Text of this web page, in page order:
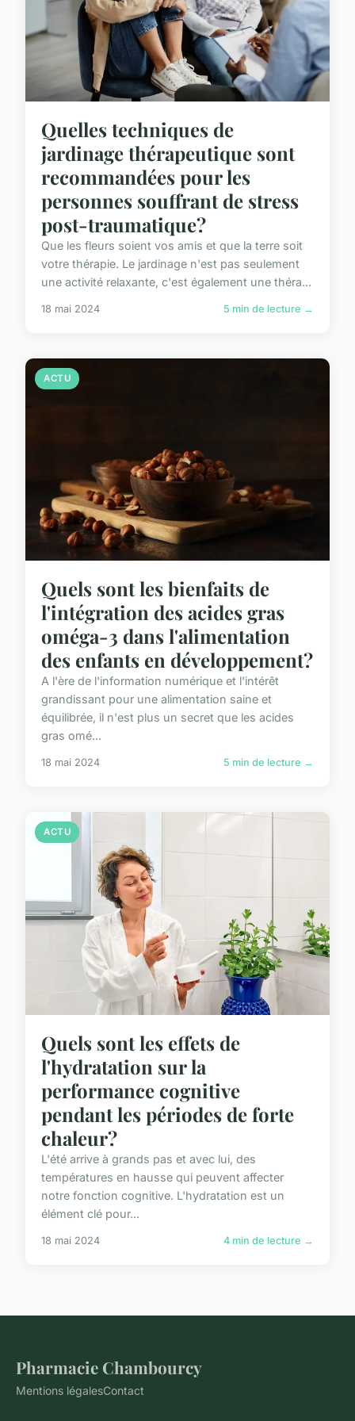
Quelles techniques de
jardinage thérapeutique sont
recommandées pour les
personnes souffrant de stress
post-traumatique?
Que les fleurs soient vos amis et que la terre soit
votre thérapie. Le jardinage n'est pas seulement
une activité relaxante, c'est également une théra...
18 mai 2024 5 min de lecture →
ACTU
Quels sont les bienfaits de
l'intégration des acides gras
oméga-3 dans l'alimentation
des enfants en développement?
A l'ère de l'information numérique et l'intérêt
grandissant pour une alimentation saine et
équilibrée, il n'est plus un secret que les acides
gras omé...
18 mai 2024 5 min de lecture →
ACTU
Quels sont les effets de
l'hydratation sur la
performance cognitive
pendant les périodes de forte
chaleur?
L'été arrive à grands pas et avec lui, des
températures en hausse qui peuvent affecter
notre fonction cognitive. L'hydratation est un
élément clé pour...
18 mai 2024 4 min de lecture →
Pharmacie Chambourcy
Mentions légalesContact